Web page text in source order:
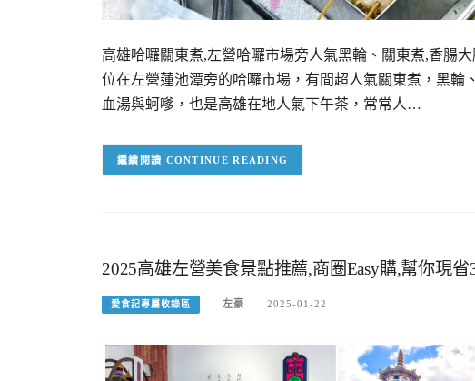
高雄哈囉關東煮,左營哈囉市場旁人氣黑輪、關東煮,香腸
位在左營蓮池潭旁的哈囉市場，有間超人氣關東煮，黑
血湯與蚵嗲，也是高雄在地人氣下午茶，常常人…
CONTINUE READING
2025高雄左營美食景點推薦,商圈Easy購,幫你現
愛食記專屬收錄區 左豪 2025-01-22